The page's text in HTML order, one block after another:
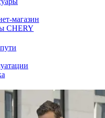
магазин
CHERY